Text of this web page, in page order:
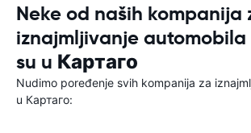
Neke od naših kompanija
iznajmljivanje
su u Картаго
Nudimo poređenje svih kompanija za
u Картаго: